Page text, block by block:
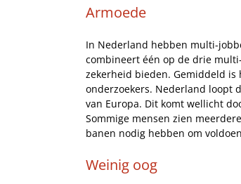
Armoede
In Nederland hebben multi-
combineert één op de drie
zekerheid bieden. Gemiddeld
onderzoekers. Nederland loopt
van Europa. Dit komt wellicht
Sommige mensen zien
banen nodig hebben om
Weinig oog